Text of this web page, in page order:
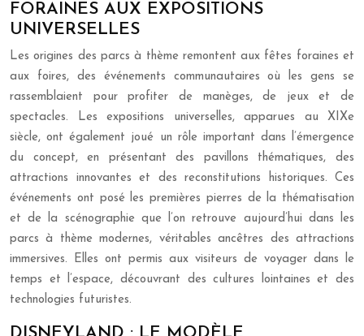
FORAINES AUX EXPOSITIONS
UNIVERSELLES
Les origines des parcs à thème remontent aux fêtes foraines et
aux foires, des événements communautaires où les gens se
rassemblaient pour profiter de manèges, de jeux et de
spectacles. Les expositions universelles, apparues au XIXe
siècle, ont également joué un rôle important dans l’émergence
du concept, en présentant des pavillons thématiques, des
attractions innovantes et des reconstitutions historiques. Ces
événements ont posé les premières pierres de la thématisation
et de la scénographie que l’on retrouve aujourd’hui dans les
parcs à thème modernes, véritables ancêtres des attractions
immersives. Elles ont permis aux visiteurs de voyager dans le
temps et l’espace, découvrant des cultures lointaines et des
technologies futuristes.